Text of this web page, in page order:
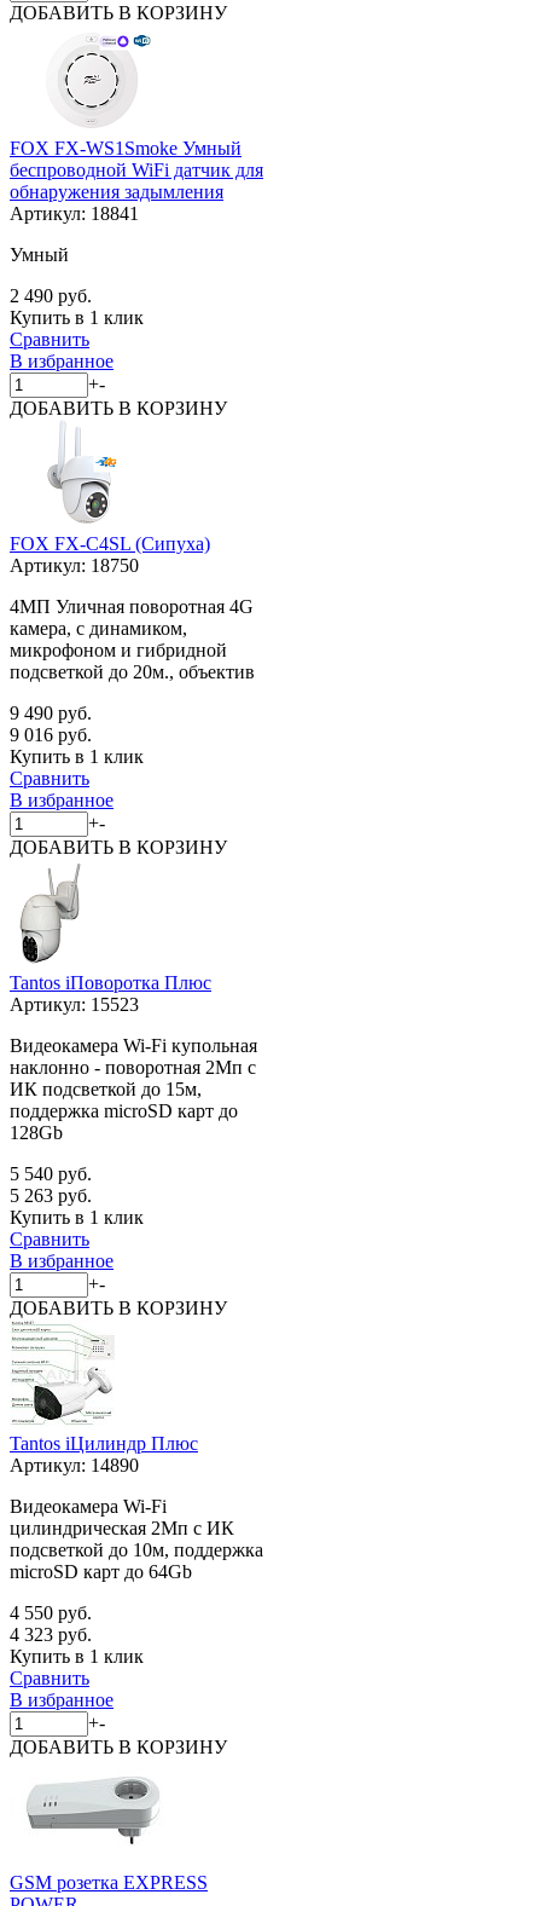
ДОБАВИТЬ В КОРЗИНУ
FOX FX-WS1Smoke Умный
беспроводной WiFi датчик для
обнаружения задымления
Артикул: 18841
Умный
2 490 руб.
Купить в 1 клик
Сравнить
В избранное
+-
ДОБАВИТЬ В КОРЗИНУ
FOX FX-C4SL (Сипуха)
Артикул: 18750
4МП Уличная поворотная 4G
камера, с динамиком,
микрофоном и гибридной
подсветкой до 20м., объектив
9 490 руб.
9 016 руб.
Купить в 1 клик
Сравнить
В избранное
+-
ДОБАВИТЬ В КОРЗИНУ
Tantos iПоворотка Плюс
Артикул: 15523
Видеокамера Wi-Fi купольная
наклонно - поворотная 2Мп с
ИК подсветкой до 15м,
поддержка microSD карт до
128Gb
5 540 руб.
5 263 руб.
Купить в 1 клик
Сравнить
В избранное
+-
ДОБАВИТЬ В КОРЗИНУ
Tantos iЦилиндр Плюс
Артикул: 14890
Видеокамера Wi-Fi
цилиндрическая 2Мп с ИК
подсветкой до 10м, поддержка
microSD карт до 64Gb
4 550 руб.
4 323 руб.
Купить в 1 клик
Сравнить
В избранное
+-
ДОБАВИТЬ В КОРЗИНУ
GSM розетка EXPRESS